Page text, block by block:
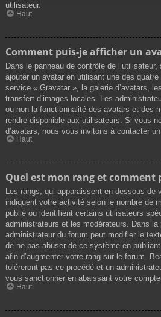
utilisateur.
Haut
Comment puis-je afficher un
Dans le panneau de contrôle de
ajouter un avatar en utilisant une des
service « Gravatar », la galerie d’avatars,
transfert d’images locales. Les
ou non la fonctionnalité des avatars et des
rendre disponible aux utilisateurs. Si vous
d’avatars, nous vous invitons à contacter
Haut
Quel est mon rang et comment
Les rangs, qui apparaissent en dessous de
indiquent votre activité selon le nombre de
publié ou identifient certains utilisateurs
administrateurs et les modérateurs. Dans
administrateur du forum peut modifier le
de ne pas abuser de ce système en
afin d’augmenter votre rang sur le forum.
toléreront pas ce procédé et un
vous sanctionner en abaissant votre
Haut